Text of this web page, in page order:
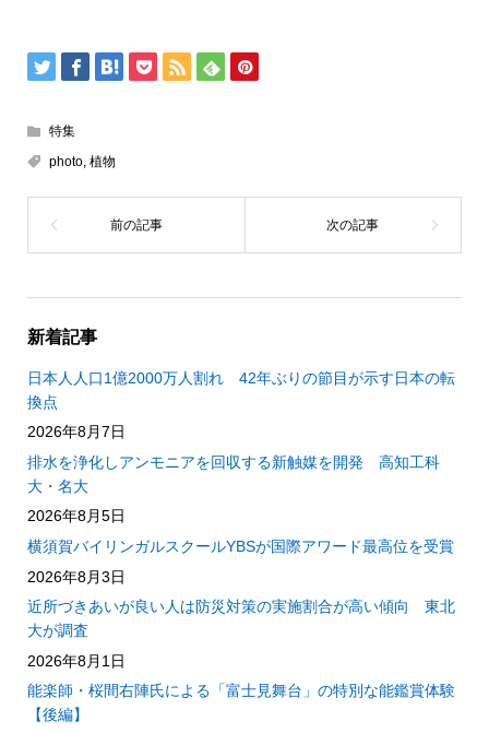
特集
photo, 植物
新着記事
日本人人口1億2000万人割れ 42年ぶりの節目が示す日本の転
換点
2026年8月7日
排水を浄化しアンモニアを回収する新触媒を開発 高知工科
大・名大
2026年8月5日
横須賀バイリンガルスクールYBSが国際アワード最高位を受賞
2026年8月3日
近所づきあいが良い人は防災対策の実施割合が高い傾向 東北
大が調査
2026年8月1日
能楽師・桜間右陣氏による「富士見舞台」の特別な能鑑賞体験
【後編】